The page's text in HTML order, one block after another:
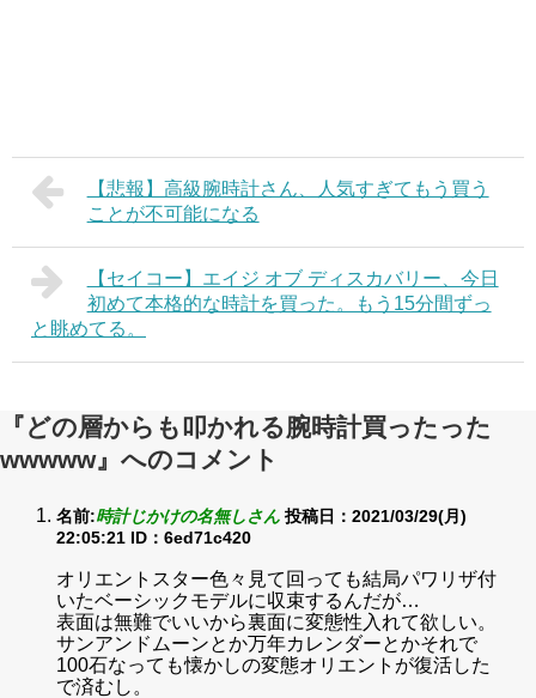
【悲報】高級腕時計さん、人気すぎてもう買う
ことが不可能になる
【セイコー】エイジ オブ ディスカバリー、今日
初めて本格的な時計を買った。もう15分間ずっ
と眺めてる。
『どの層からも叩かれる腕時計買ったった
wwwww』へのコメント
名前:時計じかけの名無しさん 投稿日：2021/03/29(月)
22:05:21 ID：6ed71c420
オリエントスター色々見て回っても結局パワリザ付
いたベーシックモデルに収束するんだが…
表面は無難でいいから裏面に変態性入れて欲しい。
サンアンドムーンとか万年カレンダーとかそれで
100石なっても懐かしの変態オリエントが復活した
で済むし。